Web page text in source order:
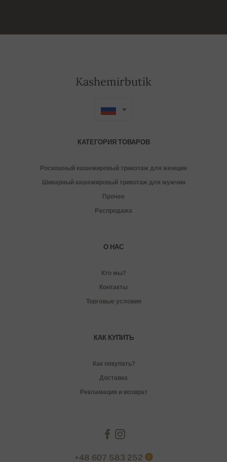
Kashemirbutik
КАТЕГОРИЯ ТОВАРОВ
Роскошный кашемировый трикотаж для женщин
Шикарный кашемировый трикотаж для мужчин
Прочее
Распродажа
О НАС
Кто мы?
Контакты
Торговые условия
КАК КУПИТЬ
Как покупать?
Доставка
Рекламация и возврат
+48 607 583 252 ?